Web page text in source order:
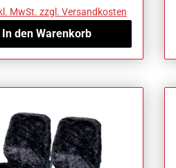
MwSt. zzgl. Versandkosten
In den Warenkorb